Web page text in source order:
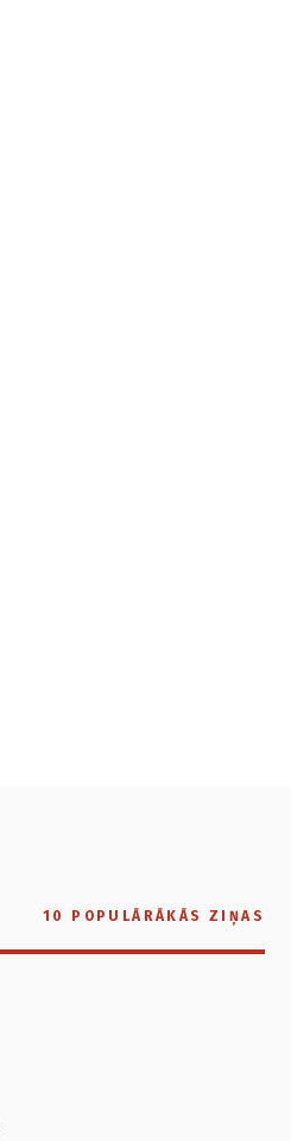
10 POPULĀRĀKĀS ZIŅAS